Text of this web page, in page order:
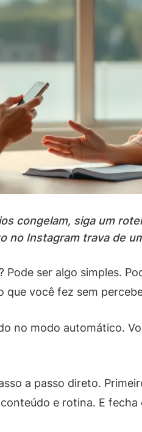
congelam, siga um
no Instagram trava de
Pode ser algo simples.
que você fez sem
no modo automático.
a passo direto.
e rotina. E